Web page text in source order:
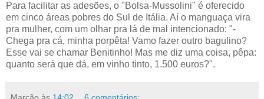
Para facilitar as adesões, o "Bolsa-Mussolini" é oferecido
em cinco áreas pobres do Sul de Itália. Aí o manguaça vira
pra mulher, com um olhar pra lá de mal intencionado: "-
Chega pra cá, minha porpêta! Vamo fazer outro bagulino?
Esse vai se chamar Benitinho! Mas me diz uma coisa, pêpa:
quanto será que dá, em vinho tinto, 1.500 euros?".